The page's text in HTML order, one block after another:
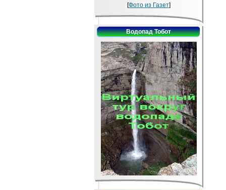
[Фото из Газет]
Водопад Тобот